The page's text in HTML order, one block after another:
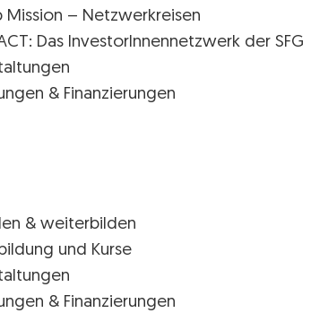
Mission – Netzwerkreisen
Das InvestorInnennetzwerk der SFG
& Finanzierungen
& weiterbilden
und Kurse
& Finanzierungen